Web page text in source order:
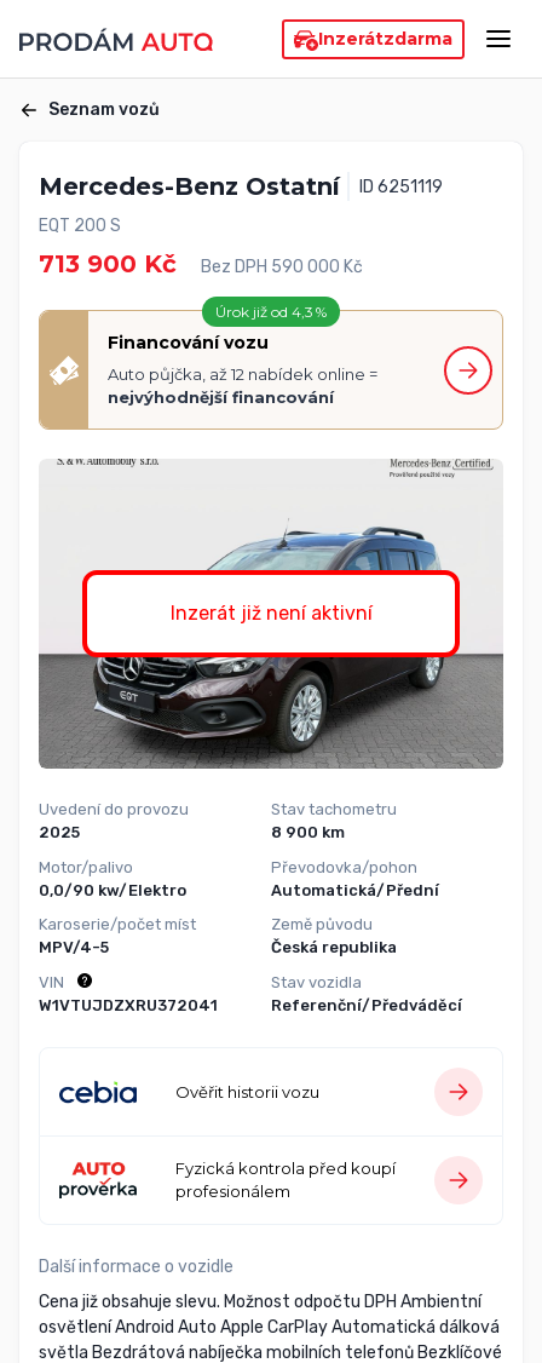
Inzerátzdarma
Seznam vozů
Mercedes-Benz Ostatní
ID 6251119
EQT 200 S
713 900 Kč Bez DPH 590 000 Kč
Úrok již od 4,3 %
Financování vozu
Auto půjčka, až 12 nabídek online =
nejvýhodnější financování
Inzerát již není aktivní
Uvedení do provozu
2025
Motor/palivo
0,0/90 kw/Elektro
Karoserie/počet míst
MPV/4-5
Stav tachometru
8 900 km
Převodovka/pohon
Automatická/Přední
Země původu
Česká republika
VIN
W1VTUJDZXRU372041
Stav vozidla
Referenční/Předváděcí
Ověřit historii vozu
Fyzická kontrola před koupí
profesionálem
Další informace o vozidle
Cena již obsahuje slevu. Možnost odpočtu DPH Ambientní
osvětlení Android Auto Apple CarPlay Automatická dálková
světla Bezdrátová nabíječka mobilních telefonů Bezklíčové